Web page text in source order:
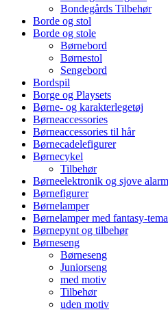
Bondegårds Tilbehør
Borde og stol
Borde og stole
Børnebord
Børnestol
Sengebord
Bordspil
Borge og Playsets
Børne- og karakterlegetøj
Børneaccessories
Børneaccessories til hår
Børnecadelefigurer
Børnecykel
Tilbehør
Børneelektronik og sjove
Børnefigurer
Børnelamper
Børnelamper med fantasy-tema
Børnepynt og tilbehør
Børneseng
Børneseng
Juniorseng
med motiv
Tilbehør
uden motiv